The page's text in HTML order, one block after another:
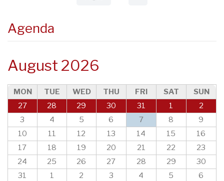
Agenda
August 2026
MON TUE WED THU FRI SAT
SUN
27
28 29 30 31 1
2
3
4 5 6 7 8
9
10
11 12 13 14 15
16
17
18 19 20 21 22
23
24
25 26 27 28 29
30
31
1 2 3 4 5 6